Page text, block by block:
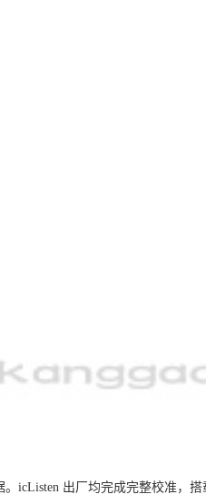
icListen 出厂均完成完整校准，